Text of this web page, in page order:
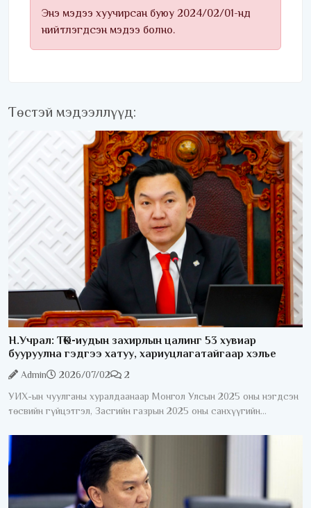
Энэ мэдээ хуучирсан буюу 2024/02/01-нд
нийтлэгдсэн мэдээ болно.
Төстэй мэдээллүүд:
Н.Учрал: ТӨК-иудын захирлын цалинг 53 хувиар
бууруулна гэдгээ хатуу, хариуцлагатайгаар хэлье
Admin 2026/07/02
2
УИХ-ын чуулганы хуралдаанаар Монгол Улсын 2025 оны нэгдсэн
төсвийн гүйцэтгэл, Засгийн газрын 2025 оны санхүүгийн
гүйцэтгэл батлах